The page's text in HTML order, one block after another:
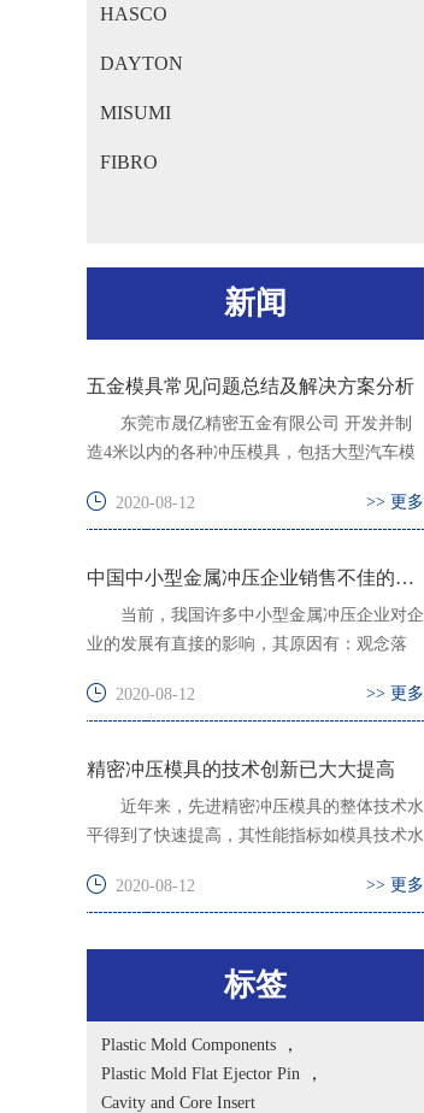
HASCO
DAYTON
MISUMI
FIBRO
新闻
五金模具常见问题总结及解决方案分析
东莞市晟亿精密五金有限公司 开发并制
造4米以内的各种冲压模具，包括大型汽车模
2020-08-12
>> 更多
中国中小型金属冲压企业销售不佳的具体表现
当前，我国许多中小型金属冲压企业对企
业的发展有直接的影响，其原因有：观念落
2020-08-12
>> 更多
精密冲压模具的技术创新已大大提高
近年来，先进精密冲压模具的整体技术水
平得到了快速提高，其性能指标如模具技术水
2020-08-12
>> 更多
标签
Plastic Mold Components
，
Plastic Mold Flat Ejector Pin
，
Cavity and Core Insert